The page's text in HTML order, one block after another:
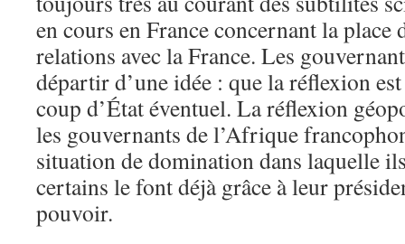
en cours en France concernant la place
relations avec la France. Les
départir d’une idée : que la réflexion
coup d’État éventuel. La réflexion
les gouvernants de l’Afrique
situation de domination dans laquelle
certains le font déjà grâce à leur
pouvoir.